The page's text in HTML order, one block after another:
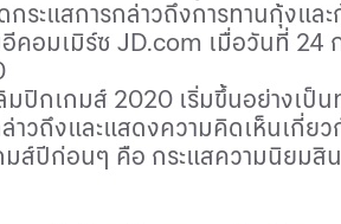
ะแสการกล่าวถึงการทานกุ้งแล
คอมเมิร์ซ JD.com เมื่อวันที่ 24
มปิกเกมส์ 2020 เริ่มขึ้นอย่างเป็
ล่าวถึงและแสดงความคิดเห็นเกี่ย
ปีก่อนๆ คือ กระแสความนิยมสิน